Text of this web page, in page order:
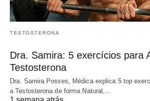
TESTOSTERONA
Dra. Samira: 5 exercícios para
Testosterona
Dra. Samira Posses, Médica explica 5 top
a Testosterona de forma Natural,…